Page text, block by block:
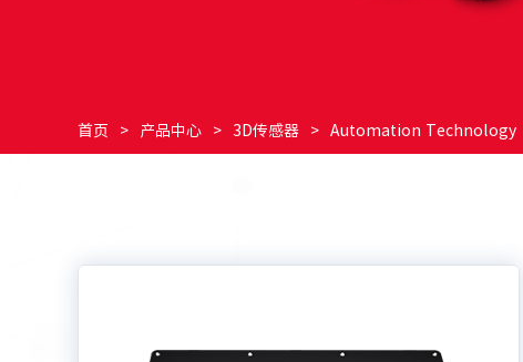
首页 > 产品中心 > 3D传感器 > Automation Technology